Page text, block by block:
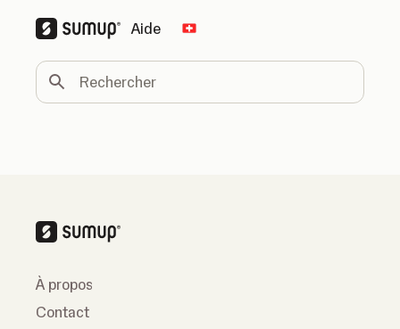
Aide Change country
Rechercher
À propos
Contact